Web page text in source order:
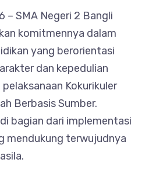
– SMA Negeri 2 Bangli
komitmennya dalam
yang berorientasi
dan kepedulian
Kokurikuler
Berbasis Sumber.
bagian dari implementasi
mendukung terwujudnya